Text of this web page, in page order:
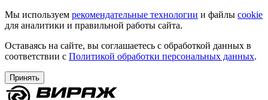
Мы используем рекомендательные технологии и файлы cookie
для аналитики и правильной работы сайта.
Оставаясь на сайте, вы соглашаетесь с обработкой данных в
соответствии с Политикой обработки персональных данных.
Принять